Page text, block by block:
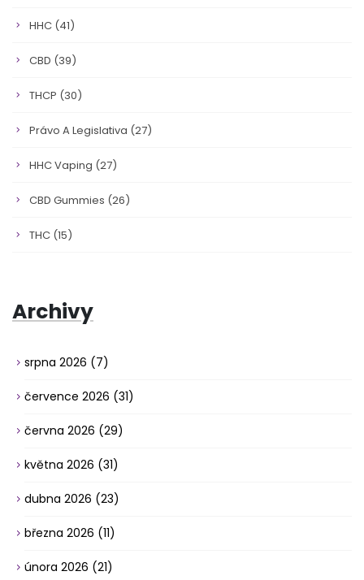
HHC (41)
CBD (39)
THCP (30)
Právo A Legislativa (27)
HHC Vaping (27)
CBD Gummies (26)
THC (15)
Archivy
srpna 2026 (7)
července 2026 (31)
června 2026 (29)
května 2026 (31)
dubna 2026 (23)
března 2026 (11)
února 2026 (21)